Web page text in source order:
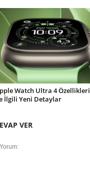
Watch Ultra 4 Özellikleri
İlgili Yeni Detaylar
VER